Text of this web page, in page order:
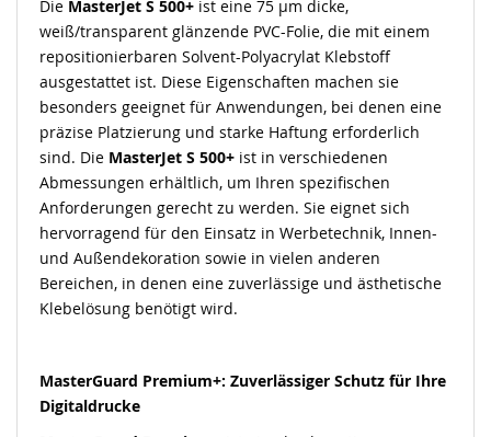
Die MasterJet S 500+ ist eine 75 µm dicke,
weiß/transparent glänzende PVC-Folie, die mit einem
repositionierbaren Solvent-Polyacrylat Klebstoff
ausgestattet ist. Diese Eigenschaften machen sie
besonders geeignet für Anwendungen, bei denen eine
präzise Platzierung und starke Haftung erforderlich
sind. Die MasterJet S 500+ ist in verschiedenen
Abmessungen erhältlich, um Ihren spezifischen
Anforderungen gerecht zu werden. Sie eignet sich
hervorragend für den Einsatz in Werbetechnik, Innen-
und Außendekoration sowie in vielen anderen
Bereichen, in denen eine zuverlässige und ästhetische
Klebelösung benötigt wird.
MasterGuard Premium+: Zuverlässiger Schutz für Ihre
Digitaldrucke